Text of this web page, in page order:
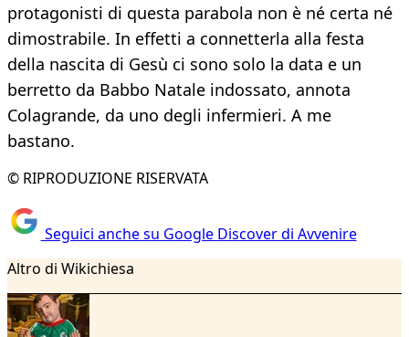
protagonisti di questa parabola non è né certa né
dimostrabile. In effetti a connetterla alla festa
della nascita di Gesù ci sono solo la data e un
berretto da Babbo Natale indossato, annota
Colagrande, da uno degli infermieri. A me
bastano.
© RIPRODUZIONE RISERVATA
Seguici anche su Google Discover di Avvenire
Altro di Wikichiesa